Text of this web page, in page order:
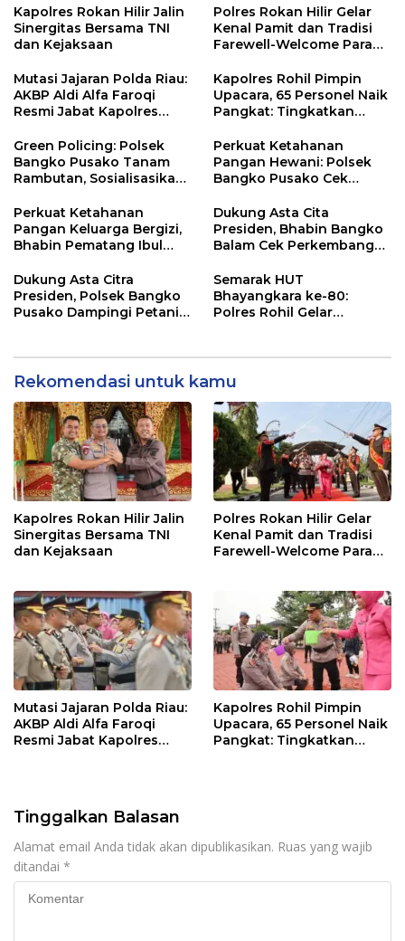
Kapolres Rokan Hilir Jalin
Sinergitas Bersama TNI
dan Kejaksaan
Polres Rokan Hilir Gelar
Kenal Pamit dan Tradisi
Farewell-Welcome Parade
Faroqi Resmi Menjabat
Mutasi Jajaran Polda Riau:
AKBP Aldi Alfa Faroqi
Resmi Jabat Kapolres
Imam Syahroni
Kapolres Rohil Pimpin
Upacara, 65 Personel Naik
Pangkat: Tingkatkan
Pelayanan
Green Policing: Polsek
Bangko Pusako Tanam
Rambutan, Sosialisasikan
Kapolda Riau
Perkuat Ketahanan
Pangan Hewani: Polsek
Bangko Pusako Cek
Bangko Makmur
Perkuat Ketahanan
Pangan Keluarga Bergizi,
Bhabin Pematang Ibul
Warga
Dukung Asta Cita
Presiden, Bhabin Bangko
Balam Cek Perkembangan
Dukung Asta Citra
Presiden, Polsek Bangko
Pusako Dampingi Petani
Semarak HUT
Bhayangkara ke-80:
Polres Rohil Gelar
Rekomendasi untuk kamu
Kapolres Rokan Hilir Jalin
Sinergitas Bersama TNI
dan Kejaksaan
Polres Rokan Hilir Gelar
Kenal Pamit dan Tradisi
Farewell-Welcome Parade
Mutasi Jajaran Polda Riau:
AKBP Aldi Alfa Faroqi
Resmi Jabat Kapolres
Kapolres Rohil Pimpin
Upacara, 65 Personel Naik
Pangkat: Tingkatkan
Tinggalkan Balasan
Alamat email Anda tidak akan dipublikasikan. Ruas yang wajib
ditandai *